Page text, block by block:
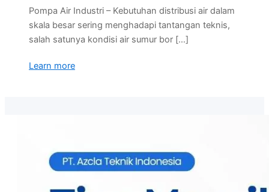
Pompa Air Industri – Kebutuhan distribusi air dalam
skala besar sering menghadapi tantangan teknis,
salah satunya kondisi air sumur bor […]
Learn more